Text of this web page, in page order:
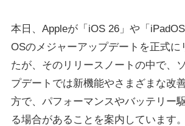
本日、Appleが「iOS 26」や「
OSのメジャーアップデートを正式に
たが、そのリリースノートの中で、
プデートでは新機能やさまざまな改
方で、パフォーマンスやバッテリー
る場合があることを案内しています。